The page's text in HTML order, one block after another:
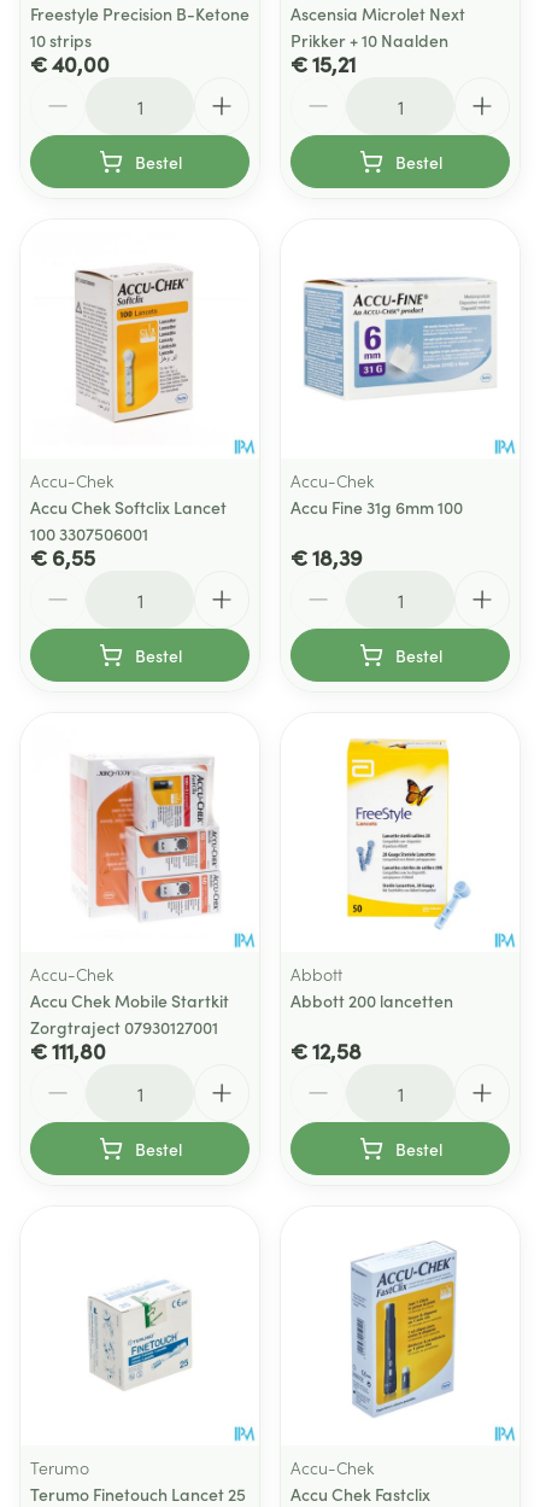
Freestyle Precision B-Ketone
10 strips
€ 40,00
Bestel
Ascensia Microlet Next
Prikker + 10 Naalden
€ 15,21
Bestel
Accu-Chek
Accu Chek Softclix Lancet
100 3307506001
€ 6,55
Bestel
Accu-Chek
Accu Fine 31g 6mm 100
€ 18,39
Bestel
Accu-Chek
Accu Chek Mobile Startkit
Zorgtraject 07930127001
€ 111,80
Bestel
Abbott
Abbott 200 lancetten
€ 12,58
Bestel
Terumo
Terumo Finetouch Lancet 25
Accu-Chek
Accu Chek Fastclix